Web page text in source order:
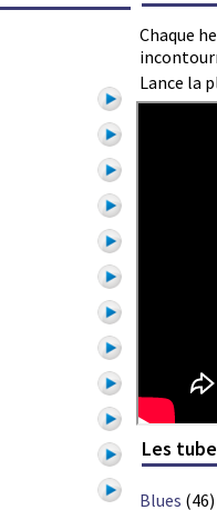
Chaque
Lance la
Les
Blues (46)